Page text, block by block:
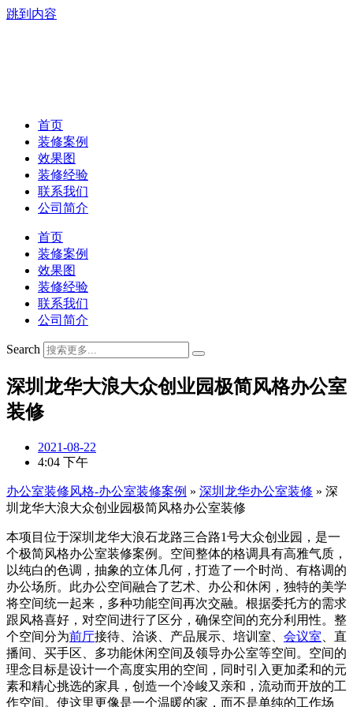
跳到内容
首页
装修案例
效果图
装修经验
联系我们
公司简介
首页
装修案例
效果图
装修经验
联系我们
公司简介
Search
深圳龙华大浪大众创业园极简风格办公室
装修
2021-08-22
4:04 下午
办公室装修风格-办公室装修案例 » 深圳龙华办公室装修 » 深
圳龙华大浪大众创业园极简风格办公室装修
本项目位于深圳龙华大浪石龙路三合路1号大众创业园，是一
个极简风格办公室装修案例。空间整体的格调具有高雅气质，
以纯白的色调，抽象的立体几何，打造了一个时尚、有格调的
办公场所。此办公空间融合了艺术、办公和休闲，独特的美学
将空间统一起来，多种功能空间再次交融。根据委托方的需求
跟风格喜好，对空间进行了区分，确保空间的充分利用性。整
个空间分为前厅接待、洽谈、产品展示、培训室、 会议室 、直
播间、买手区、多功能休闲空间及领导办公室等空间。空间的
理念目标是设计一个高度实用的空间，同时引入更加柔和的元
素和精心挑选的家具，创造一个冷峻又亲和，流动而开放的工
作空间。使这里更像是一个温暖的家，而不是单纯的工作场